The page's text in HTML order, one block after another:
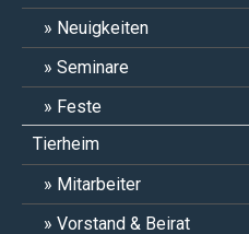
Neuigkeiten
Seminare
Feste
Tierheim
Mitarbeiter
Vorstand & Beirat